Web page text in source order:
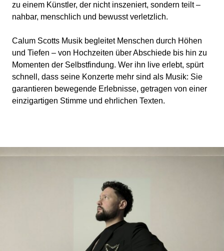
zu einem Künstler, der nicht inszeniert, sondern teilt –
nahbar, menschlich und bewusst verletzlich.
Calum Scotts Musik begleitet Menschen durch Höhen
und Tiefen – von Hochzeiten über Abschiede bis hin zu
Momenten der Selbstfindung. Wer ihn live erlebt, spürt
schnell, dass seine Konzerte mehr sind als Musik: Sie
garantieren bewegende Erlebnisse, getragen von einer
einzigartigen Stimme und ehrlichen Texten.